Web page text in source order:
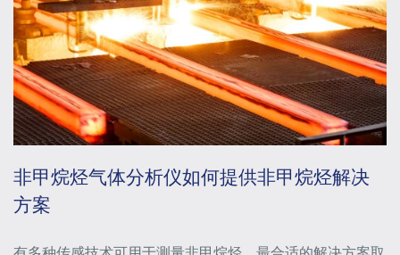
非甲烷烃气体分析仪如何提供非甲烷烃解决
方案